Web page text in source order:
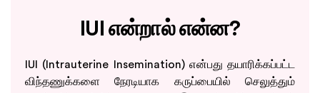
IUI என்றால் என்ன?
IUI (Intrauterine Insemination) என்பது தயாரிக்கப்பட்ட
விந்தணுக்களை நேரடியாக கருப்பையில் செலுத்தும்